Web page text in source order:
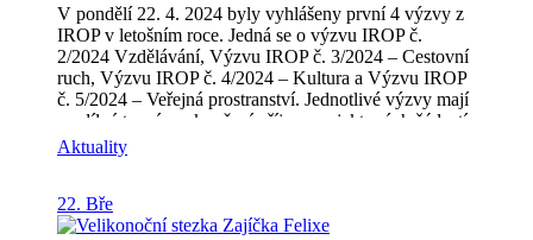
poznávaní nových koutů Hříběcích hor!
V pondělí 22. 4. 2024 byly vyhlášeny první 4 výzvy z
IROP v letošním roce. Jedná se o výzvu IROP č.
2/2024 Vzdělávání, Výzvu IROP č. 3/2024 – Cestovní
ruch, Výzvu IROP č. 4/2024 – Kultura a Výzvu IROP
č. 5/2024 – Veřejná prostranství. Jednotlivé výzvy mají
rozdílné termíny ukončení příjmu projektových žádostí
a brzy budou uveřejněny případné termíny seminářů
pro žadatele. Aktuální informace najdete na odkazech u
(hribecihory.cz) – nabídka vpravo. V případě
jakýchkoli dotazů neváhejte kontaktovat: Manažerku
Aktuality
22. Bře